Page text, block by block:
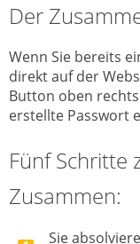
Der
Wenn Sie bereits
direkt auf der
Button oben
erstellte Passwort
Fünf Schritte
Zusammen:
Sie